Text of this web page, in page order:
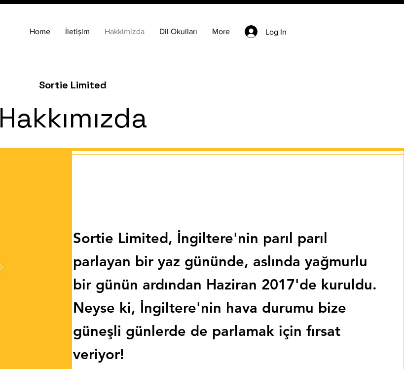
Home İletișim Hakkimizda Dil Okulları More Log In
Sortie Limited
Hakkımızda
Sortie Limited, İngiltere'nin parıl parıl
parlayan bir yaz gününde, aslında yağmurlu
bir günün ardından Haziran 2017'de kuruldu.
Neyse ki, İngiltere'nin hava durumu bize
güneşli günlerde de parlamak için fırsat
veriyor!